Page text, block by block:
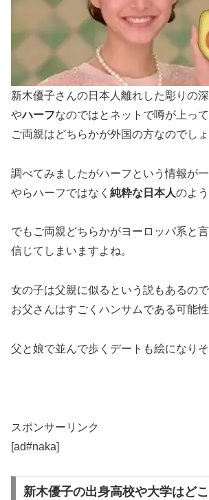
新木優子さんの日本人離れした彫りの
やハーフなのではとネットで噂が上っ
ご両親はどちらかが外国の方なのでし
調べてみましたがハーフという情報が
やらハーフではなく 純粋な日本人のよう
でもご両親どちらかがヨーロッパ系と
信じてしまいますよね。
女の子は父親に似るという説もあるの
お父さんはすごくハンサムである可能性
父と娘で並んで歩くデートも絵になりそ
スポンサーリンク
[ad#naka]
新木優子の出身高校や大学はどこ